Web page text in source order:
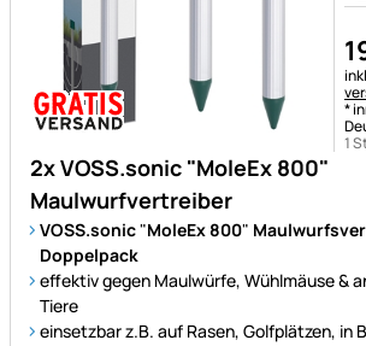
2x VOSS.sonic "MoleEx 800"
Maulwurfvertreiber
VOSS.sonic"MoleEx 800"
Doppelpack
effektiv gegen Maulwürfe, Wühlmäuse &
Tiere
einsetzbar z.B. auf Rasen, Golfplätzen, in
*
1